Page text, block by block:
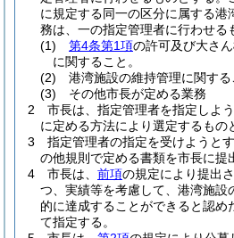
に規定する同一の区分に属する港
務は、一の指定管理者に行わせる
(1)
第4条第1項の許可及び大さ
に関すること。
(2)
港湾施設の維持管理に関する
(3)
その他市長が定める業務
2
市長は、指定管理者を指定しよ
に定める方法により選定するもの
3
指定管理者の指定を受けようと
の他規則で定める書類を市長に提
4
市長は、 前項の規定により提出
つ、実績等を考慮して、港湾施設
的に達成することができると認め
て指定する。